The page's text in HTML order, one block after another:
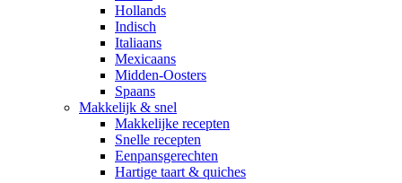
Hollands
Indisch
Italiaans
Mexicaans
Midden-Oosters
Spaans
Makkelijk & snel
Makkelijke recepten
Snelle recepten
Eenpansgerechten
Hartige taart & quiches